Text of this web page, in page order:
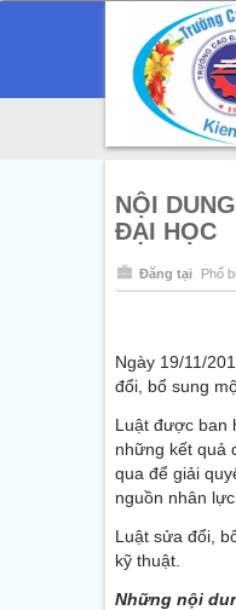
NỘI
ĐẠI HỌC
Đăng tại Phổ
Ngày 19/11/
đổi, bổ sung
Luật được ban
những kết quả
qua để giải
nguồn nhân
Luật sửa đổi,
kỹ thuật.
Những nội